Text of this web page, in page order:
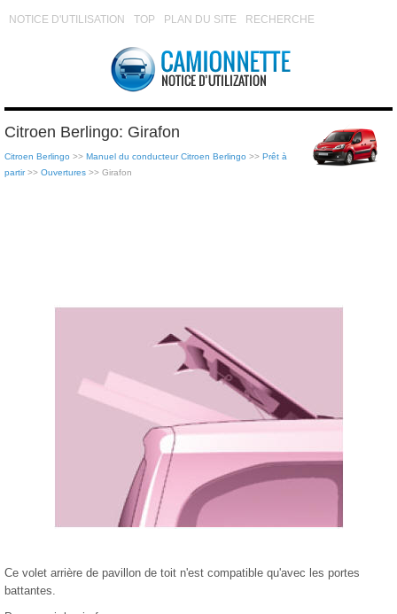
NOTICE D'UTILISATION TOP PLAN DU SITE RECHERCHE
Citroen Berlingo: Girafon
Citroen Berlingo >> Manuel du conducteur Citroen Berlingo >> Prêt à
partir>> Ouvertures >> Girafon
Ce volet arrière de pavillon de toit n'est compatible qu'avec les portes
battantes.